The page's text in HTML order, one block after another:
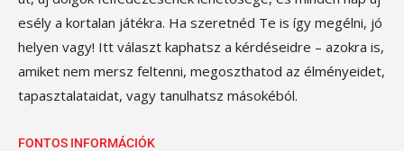
esély a kortalan játékra. Ha szeretnéd Te is így megélni, jó
helyen vagy! Itt választ kaphatsz a kérdéseidre – azokra is,
amiket nem mersz feltenni, megoszthatod az élményeidet,
tapasztalataidat, vagy tanulhatsz másokéból.
FONTOS INFORMÁCIÓK